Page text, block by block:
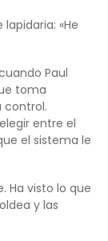
«He
Paul
toma
control.
entre el
el sistema le
Ha visto lo que
y las